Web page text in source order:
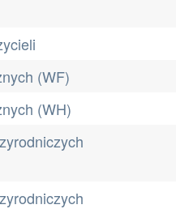
(WF)
(WH)